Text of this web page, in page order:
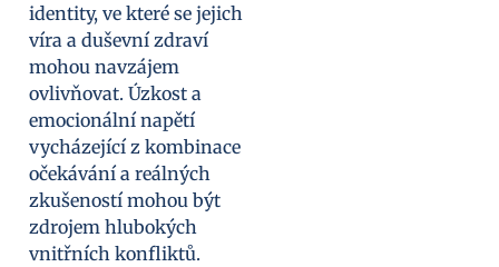
identity, ve které se jejich
víra a duševní zdraví
mohou navzájem
ovlivňovat. Úzkost a
emocionální napětí
vycházející z kombinace
očekávání a reálných
zkušeností mohou být
zdrojem hlubokých
vnitřních konfliktů.